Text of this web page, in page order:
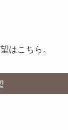
はこちら。